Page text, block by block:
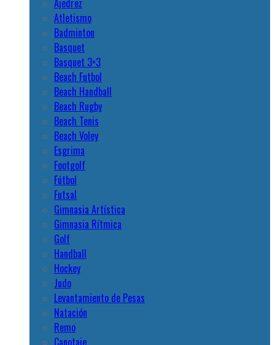
Ajedrez
Atletismo
Badminton
Basquet
Basquet 3×3
Beach Futbol
Beach Handball
Beach Rugby
Beach Tenis
Beach Voley
Esgrima
Footgolf
Fútbol
Futsal
Gimnasia Artística
Gimnasia Rítmica
Golf
Handball
Hockey
Judo
Levantamiento de Pesas
Natación
Remo